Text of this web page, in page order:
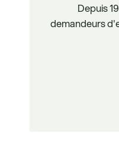
Depuis
demandeurs